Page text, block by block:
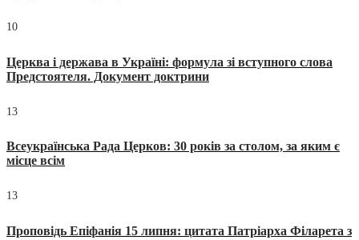
10
Церква і держава в Україні: формула зі вступного слова
Предстоятеля. Документ доктрини
13
Всеукраїнська Рада Церков: 30 років за столом, за яким є
місце всім
13
Проповідь Епіфанія 15 липня: цитата Патріарха Філарета з